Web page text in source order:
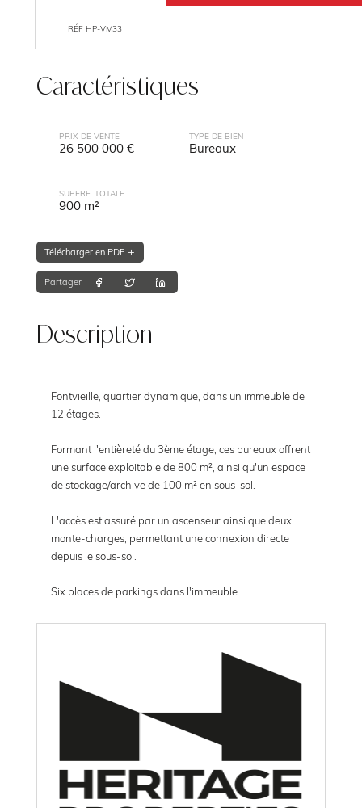
RÉF HP-VM33
Caractéristiques
PRIX DE VENTE
26 500 000 €
TYPE DE BIEN
Bureaux
SUPERF. TOTALE
900 m²
Télécharger en PDF
Partager
Description
Fontvieille, quartier dynamique, dans un immeuble de
12 étages.
Formant l'entièreté du 3ème étage, ces bureaux offrent
une surface exploitable de 800 m², ainsi qu'un espace
de stockage/archive de 100 m² en sous-sol.
L'accès est assuré par un ascenseur ainsi que deux
monte-charges, permettant une connexion directe
depuis le sous-sol.
Six places de parkings dans l'immeuble.